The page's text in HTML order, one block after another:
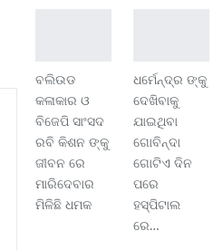
ବଲିଉଡ
କଳାକାର ଓ
ବିଜେପି ସାଂସଦ
ରବି କିଶନ ଙ୍କୁ
ଜୀବନ ରେ
ମାରିଦେବାର
ମିଳିଛି ଧମକ
ଧର୍ମେନ୍ଦ୍ର ଙ୍କୁ
ଦେଖିବାକୁ
ଯାଇଥିବା
ଗୋବିନ୍ଦା
ଗୋଟିଏ ଦିନ
ପରେ
ହସ୍ପିଟାଲ
ରେ…